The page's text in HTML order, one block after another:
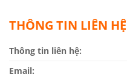
THÔNG TIN LIÊN HỆ
Thông tin liên hệ:
Email: